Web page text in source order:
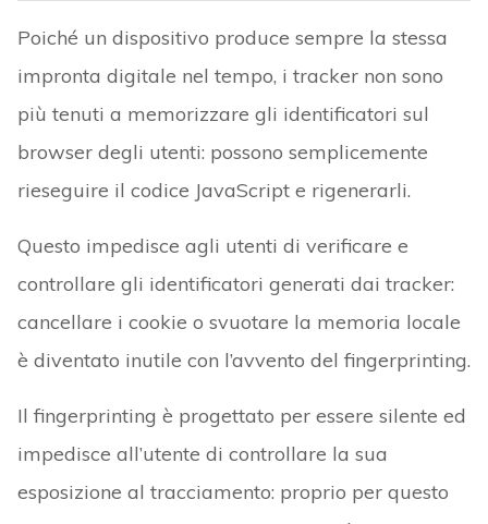
Poiché un dispositivo produce sempre la stessa
impronta digitale nel tempo, i tracker non sono
più tenuti a memorizzare gli identificatori sul
browser degli utenti: possono semplicemente
rieseguire il codice JavaScript e rigenerarli.
Questo impedisce agli utenti di verificare e
controllare gli identificatori generati dai tracker:
cancellare i cookie o svuotare la memoria locale
è diventato inutile con l’avvento del fingerprinting.
Il fingerprinting è progettato per essere silente ed
impedisce all’utente di controllare la sua
esposizione al tracciamento: proprio per questo